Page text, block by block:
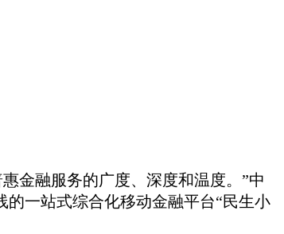
金融服务的广度、深度和温度。 ”中
的一站式综合化移动金融平台“民生小